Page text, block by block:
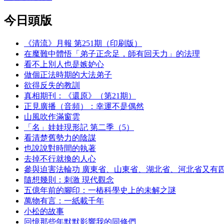
今日頭版
《清流》月報 第251期（印刷版）
在魔難中體悟「弟子正念足，師有回天力」的法理
看不上別人也是嫉妒心
做個正法時期的大法弟子
欲得反失的教訓
真相期刊：《還原》（第21期）
正見廣播（音頻）：幸運不是偶然
山風吹作滿窗雲
「名」娃娃現形記 第二季（5）
看清楚舊勢力的陰謀
也說說對時間的執著
去掉不行就換的人心
參與迫害法輪功 廣東省、山東省、湖北省、河北省又有
隨想幾則：刺激 現代觀念
五億年前的腳印：一樁科學史上的未解之謎
萬物有言：一紙載千年
小松的故事
回憶那些年默默影響我的同修們